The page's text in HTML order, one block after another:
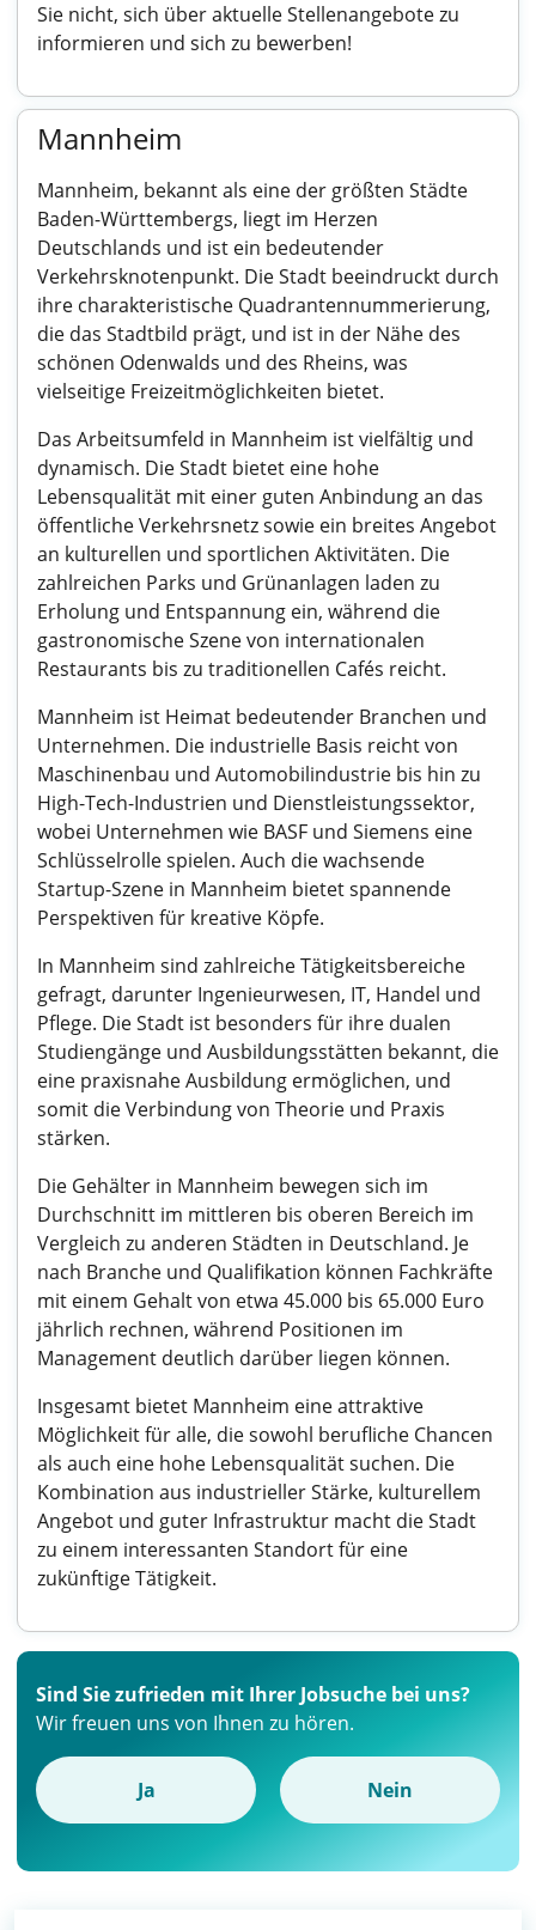
Sie nicht, sich über aktuelle Stellenangebote zu
informieren und sich zu bewerben!
Mannheim
Mannheim, bekannt als eine der größten Städte
Baden-Württembergs, liegt im Herzen
Deutschlands und ist ein bedeutender
Verkehrsknotenpunkt. Die Stadt beeindruckt durch
ihre charakteristische Quadrantennummerierung,
die das Stadtbild prägt, und ist in der Nähe des
schönen Odenwalds und des Rheins, was
vielseitige Freizeitmöglichkeiten bietet.
Das Arbeitsumfeld in Mannheim ist vielfältig und
dynamisch. Die Stadt bietet eine hohe
Lebensqualität mit einer guten Anbindung an das
öffentliche Verkehrsnetz sowie ein breites Angebot
an kulturellen und sportlichen Aktivitäten. Die
zahlreichen Parks und Grünanlagen laden zu
Erholung und Entspannung ein, während die
gastronomische Szene von internationalen
Restaurants bis zu traditionellen Cafés reicht.
Mannheim ist Heimat bedeutender Branchen und
Unternehmen. Die industrielle Basis reicht von
Maschinenbau und Automobilindustrie bis hin zu
High-Tech-Industrien und Dienstleistungssektor,
wobei Unternehmen wie BASF und Siemens eine
Schlüsselrolle spielen. Auch die wachsende
Startup-Szene in Mannheim bietet spannende
Perspektiven für kreative Köpfe.
In Mannheim sind zahlreiche Tätigkeitsbereiche
gefragt, darunter Ingenieurwesen, IT, Handel und
Pflege. Die Stadt ist besonders für ihre dualen
Studiengänge und Ausbildungsstätten bekannt, die
eine praxisnahe Ausbildung ermöglichen, und
somit die Verbindung von Theorie und Praxis
stärken.
Die Gehälter in Mannheim bewegen sich im
Durchschnitt im mittleren bis oberen Bereich im
Vergleich zu anderen Städten in Deutschland. Je
nach Branche und Qualifikation können Fachkräfte
mit einem Gehalt von etwa 45.000 bis 65.000 Euro
jährlich rechnen, während Positionen im
Management deutlich darüber liegen können.
Insgesamt bietet Mannheim eine attraktive
Möglichkeit für alle, die sowohl berufliche Chancen
als auch eine hohe Lebensqualität suchen. Die
Kombination aus industrieller Stärke, kulturellem
Angebot und guter Infrastruktur macht die Stadt
zu einem interessanten Standort für eine
zukünftige Tätigkeit.
Sind Sie zufrieden mit Ihrer Jobsuche bei uns?
Wir freuen uns von Ihnen zu hören.
Ja Nein